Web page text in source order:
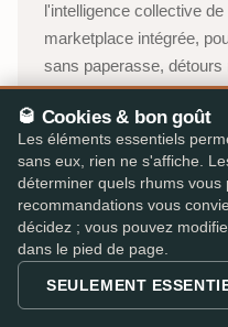
l'intelligence collective
marketplace intégrée,
sans paperasse, détours
Oliver, Stuttgart
À propos de
Chaîne YouTube (en
53 000+
🥃 Cookies & bon goût
Les éléments essentiels
sans eux, rien ne s'affiche.
déterminer quels rhums vous
recommandations vous
décidez ; vous pouvez
dans le pied de page.
SEULEMENT